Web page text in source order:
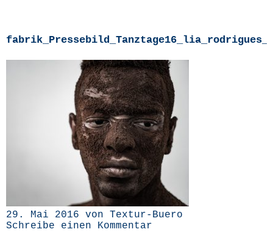
29. Mai 2016 von Textur-Buero
Schreibe einen Kommentar